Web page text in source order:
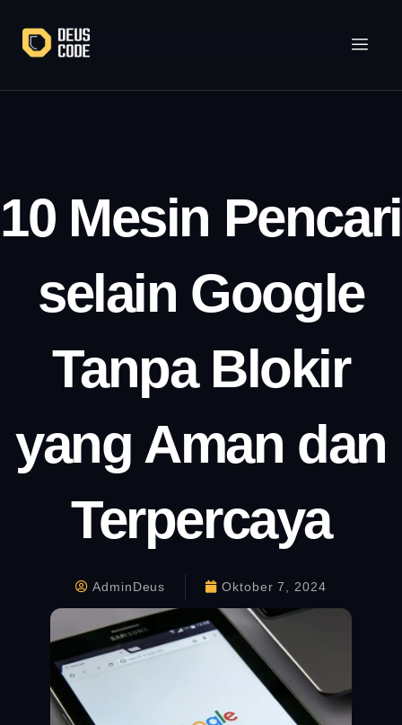
konten
10 Mesin Pencari
selain Google
Tanpa Blokir
yang Aman dan
Terpercaya
AdminDeus Oktober 7, 2024